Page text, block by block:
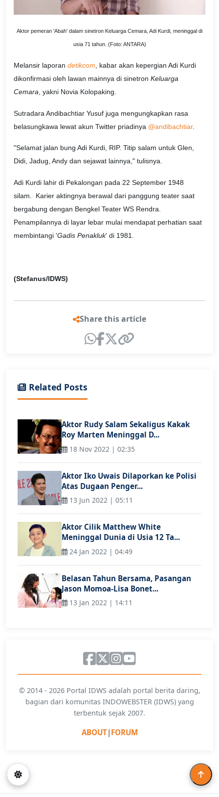
Aktor pemeran 'Abah' dalam sinetron Keluarga Cemara, Adi Kurdi, meninggal di
usia 71 tahun. (Foto: ANTARA)
Melansir laporan detikcom , kabar akan kepergian Adi Kurdi
dikonfirmasi oleh lawan mainnya di sinetron Keluarga
Cemara , yakni Novia Kolopaking.
Sutradara Andibachtiar Yusuf juga mengungkapkan rasa
belasungkawa lewat akun Twitter priadinya @andibachtiar.
"Selamat jalan bung Adi Kurdi, RIP. Titip salam untuk Glen,
Didi, Jadug, Andy dan sejawat lainnya," tulisnya.
Adi Kurdi lahir di Pekalongan pada 22 September 1948
silam. Karier aktingnya berawal dari panggung teater saat
bergabung dengan Bengkel Teater WS Rendra.
Penampilannya di layar lebar mulai mendapat perhatian saat
membintangi 'Gadis Penakluk' di 1981.
(Stefanus/IDWS)
Share this article
Related Posts
Aktor Rudy Salam Sekaligus Kakak
Roy Marten Meninggal D...
18 Nov 2022 | 02:35
Aktor Iko Uwais Dilaporkan ke Polisi
Atas Dugaan Penger...
13 Jun 2022 | 05:11
Aktor Cilik Matthew White
Meninggal Dunia di Usia 12 Ta...
24 Jan 2022 | 04:49
Belasan Tahun Bersama, Pasangan
Jason Momoa-Lisa Bonet...
13 Jan 2022 | 14:11
© 2014 - 2026 Portal IDWS adalah portal berita daring,
bagian dari komunitas INDOWEBSTER (IDWS) yang
terbentuk sejak 2007.
ABOUT| FORUM